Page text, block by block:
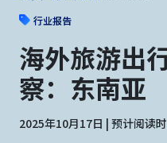
行业报告
海外旅游出
察：东南亚
2025年10月17日 | 预计阅读